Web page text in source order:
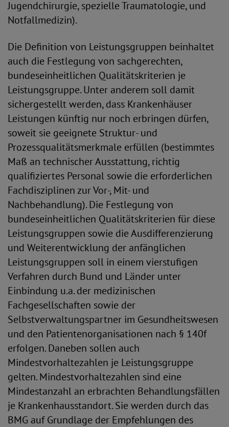
Jugendchirurgie, spezielle Traumatologie, und
Notfallmedizin).
Die Definition von Leistungsgruppen beinhaltet
auch die Festlegung von sachgerechten,
bundeseinheitlichen Qualitätskriterien je
Leistungsgruppe. Unter anderem soll damit
sichergestellt werden, dass Krankenhäuser
Leistungen künftig nur noch erbringen dürfen,
soweit sie geeignete Struktur- und
Prozessqualitätsmerkmale erfüllen (bestimmtes
Maß an technischer Ausstattung, richtig
qualifiziertes Personal sowie die erforderlichen
Fachdisziplinen zur Vor-, Mit- und
Nachbehandlung). Die Festlegung von
bundeseinheitlichen Qualitätskriterien für diese
Leistungsgruppen sowie die Ausdifferenzierung
und Weiterentwicklung der anfänglichen
Leistungsgruppen soll in einem vierstufigen
Verfahren durch Bund und Länder unter
Einbindung u.a. der medizinischen
Fachgesellschaften sowie der
Selbstverwaltungspartner im Gesundheitswesen
und den Patientenorganisationen nach § 140f
erfolgen. Daneben sollen auch
Mindestvorhaltezahlen je Leistungsgruppe
gelten. Mindestvorhaltezahlen sind eine
Mindestanzahl an erbrachten Behandlungsfällen
je Krankenhausstandort. Sie werden durch das
BMG auf Grundlage der Empfehlungen des